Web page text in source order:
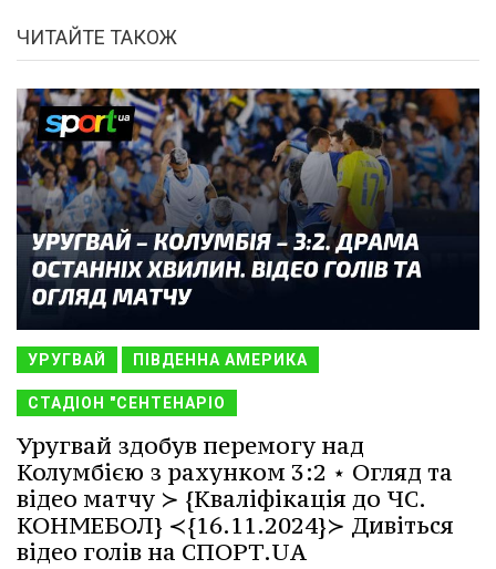
ЧИТАЙТЕ ТАКОЖ
УРУГВАЙ ПІВДЕННА АМЕРИКА
СТАДІОН "СЕНТЕНАРІО
Уругвай здобув перемогу над
Колумбією з рахунком 3:2 ⋆ Огляд та
відео матчу ≻ {Кваліфікація до ЧС.
КОНМЕБОЛ} ≺{16.11.2024}≻ Дивіться
відео голів на СПОРТ.UA